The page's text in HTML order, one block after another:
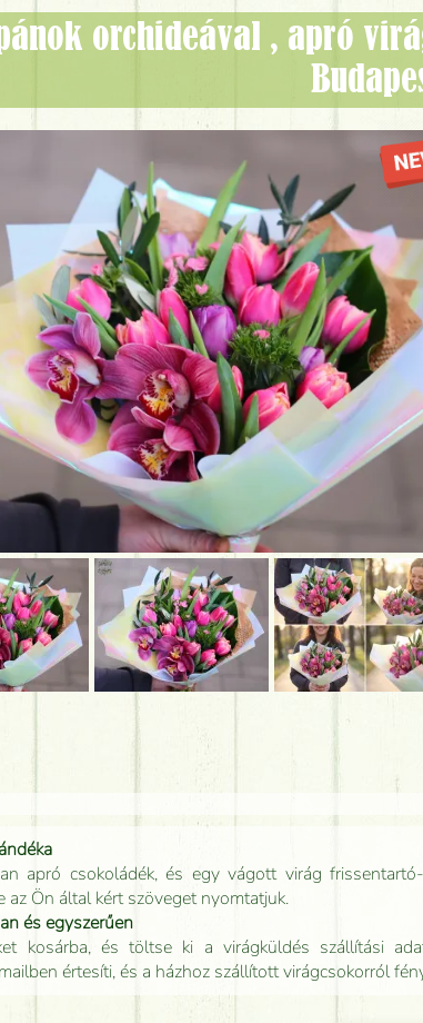
apró csokoládék, és egy vágott virág
az Ön által kért szöveget nyomtatjuk.
és egyszerűen
kosárba, és töltse ki a virágküldés szállítási
értesíti, és a házhoz szállított virágcsokorról